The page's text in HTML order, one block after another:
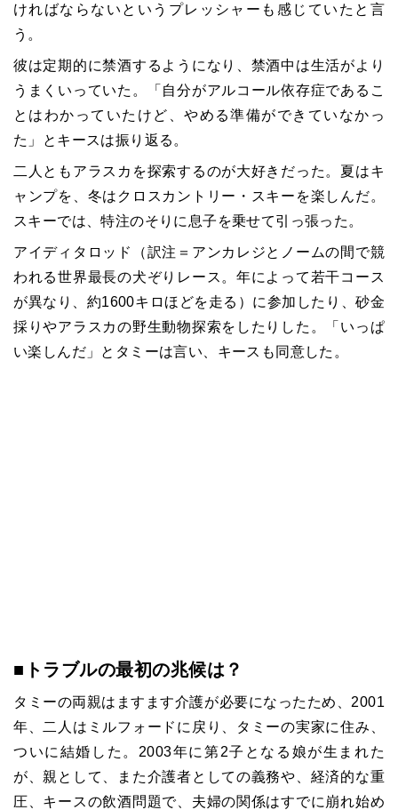
ければならないというプレッシャーも感じていたと言
う。
彼は定期的に禁酒するようになり、禁酒中は生活がより
うまくいっていた。「自分がアルコール依存症であるこ
とはわかっていたけど、やめる準備ができていなかっ
た」とキースは振り返る。
二人ともアラスカを探索するのが大好きだった。夏はキ
ャンプを、冬はクロスカントリー・スキーを楽しんだ。
スキーでは、特注のそりに息子を乗せて引っ張った。
アイディタロッド（訳注＝アンカレジとノームの間で競
われる世界最長の犬ぞりレース。年によって若干コース
が異なり、約1600キロほどを走る）に参加したり、砂金
採りやアラスカの野生動物探索をしたりした。「いっぱ
い楽しんだ」とタミーは言い、キースも同意した。
■トラブルの最初の兆候は？
タミーの両親はますます介護が必要になったため、2001
年、二人はミルフォードに戻り、タミーの実家に住み、
ついに結婚した。2003年に第2子となる娘が生まれた
が、親として、また介護者としての義務や、経済的な重
圧、キースの飲酒問題で、夫婦の関係はすでに崩れ始め